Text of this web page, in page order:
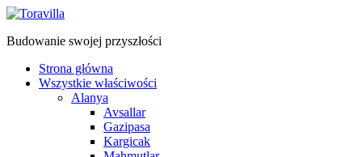
Budowanie swojej przyszłości
Strona główna
Wszystkie właściwości
Alanya
Avsallar
Gazipasa
Kargicak